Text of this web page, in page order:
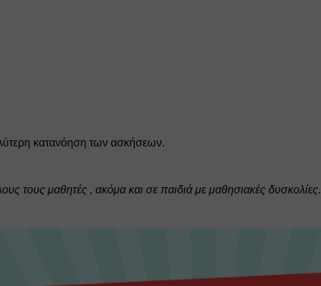
κατανόηση των ασκήσεων.
τους μαθητές , ακόμα και σε παιδιά με μαθησιακές δυσκολίες.